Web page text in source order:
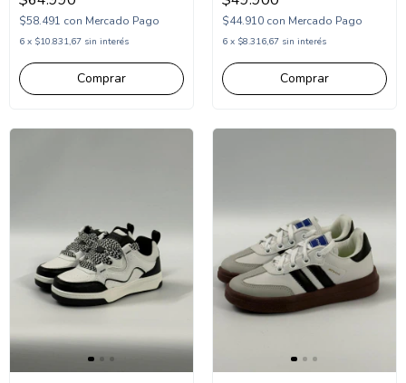
$58.491 con Mercado Pago
6 x $10.831,67 sin interés
Comprar
$44.910 con Mercado Pago
6 x $8.316,67 sin interés
Comprar